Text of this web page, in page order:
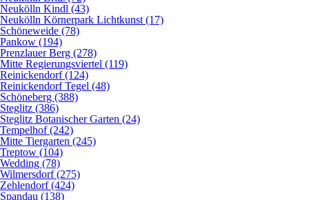
Neukölln Kindl (43)
Neukölln Körnerpark Lichtkunst (17)
Schöneweide (78)
Pankow (194)
Prenzlauer Berg (278)
Mitte Regierungsviertel (119)
Reinickendorf (124)
Reinickendorf Tegel (48)
Schöneberg (388)
Steglitz (386)
Steglitz Botanischer Garten (24)
Tempelhof (242)
Mitte Tiergarten (245)
Treptow (104)
Wedding (78)
Wilmersdorf (275)
Zehlendorf (424)
Spandau (138)